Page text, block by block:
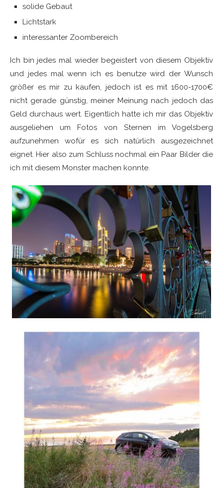
solide Gebaut
Lichtstark
interessanter Zoombereich
Ich bin jedes mal wieder begeistert von diesem Objektiv
und jedes mal wenn ich es benutze wird der Wunsch
größer es mir zu kaufen, jedoch ist es mit 1600-1700€
nicht gerade günstig, meiner Meinung nach jedoch das
Geld durchaus wert. Eigentlich hatte ich mir das Objektiv
ausgeliehen um Fotos von Sternen im Vogelsberg
aufzunehmen wofür es sich natürlich ausgezeichnet
eignet. Hier also zum Schluss nochmal ein Paar Bilder die
ich mit diesem Monster machen konnte.